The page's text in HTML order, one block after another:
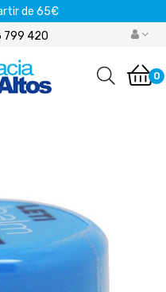
de 65€
799 420
0